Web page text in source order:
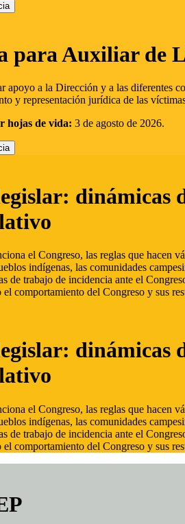
para Auxiliar de
apoyo a la Dirección y a las diferentes
y representación jurídica de las
hojas de vida: 3 de agosto de 2026.
dinámicas
el Congreso, las reglas que hacen
indígenas, las comunidades
de trabajo de incidencia ante el
comportamiento del Congreso y sus
dinámicas
el Congreso, las reglas que hacen
indígenas, las comunidades
de trabajo de incidencia ante el
comportamiento del Congreso y sus